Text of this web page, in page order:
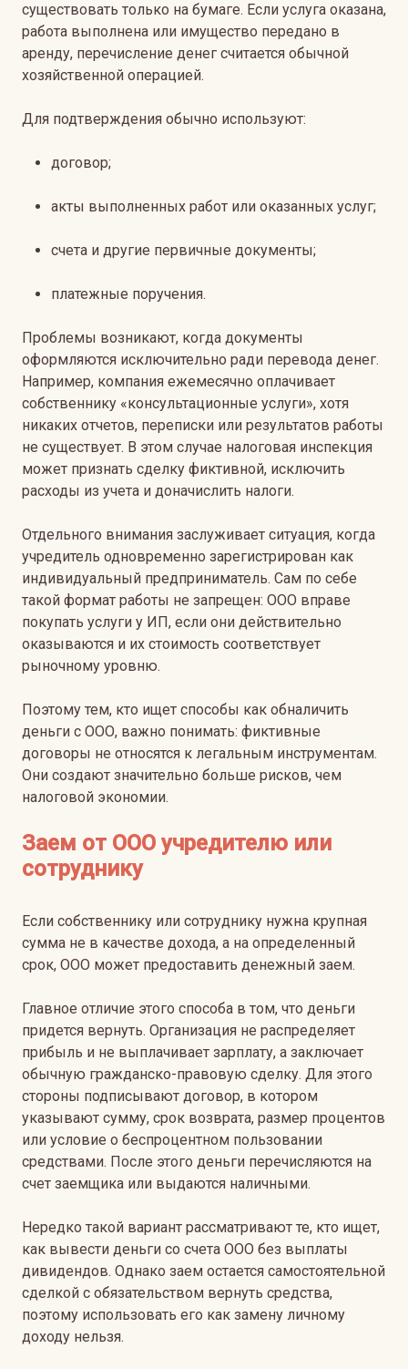
существовать только на бумаге. Если услуга оказана,
работа выполнена или имущество передано в
аренду, перечисление денег считается обычной
хозяйственной операцией.
Для подтверждения обычно используют:
договор;
акты выполненных работ или оказанных услуг;
счета и другие первичные документы;
платежные поручения.
Проблемы возникают, когда документы
оформляются исключительно ради перевода денег.
Например, компания ежемесячно оплачивает
собственнику «консультационные услуги», хотя
никаких отчетов, переписки или результатов работы
не существует. В этом случае налоговая инспекция
может признать сделку фиктивной, исключить
расходы из учета и доначислить налоги.
Отдельного внимания заслуживает ситуация, когда
учредитель одновременно зарегистрирован как
индивидуальный предприниматель. Сам по себе
такой формат работы не запрещен: ООО вправе
покупать услуги у ИП, если они действительно
оказываются и их стоимость соответствует
рыночному уровню.
Поэтому тем, кто ищет способы как обналичить
деньги с ООО, важно понимать: фиктивные
договоры не относятся к легальным инструментам.
Они создают значительно больше рисков, чем
налоговой экономии.
Заем от ООО учредителю или
сотруднику
Если собственнику или сотруднику нужна крупная
сумма не в качестве дохода, а на определенный
срок, ООО может предоставить денежный заем.
Главное отличие этого способа в том, что деньги
придется вернуть. Организация не распределяет
прибыль и не выплачивает зарплату, а заключает
обычную гражданско-правовую сделку. Для этого
стороны подписывают договор, в котором
указывают сумму, срок возврата, размер процентов
или условие о беспроцентном пользовании
средствами. После этого деньги перечисляются на
счет заемщика или выдаются наличными.
Нередко такой вариант рассматривают те, кто ищет,
как вывести деньги со счета ООО без выплаты
дивидендов. Однако заем остается самостоятельной
сделкой с обязательством вернуть средства,
поэтому использовать его как замену личному
доходу нельзя.